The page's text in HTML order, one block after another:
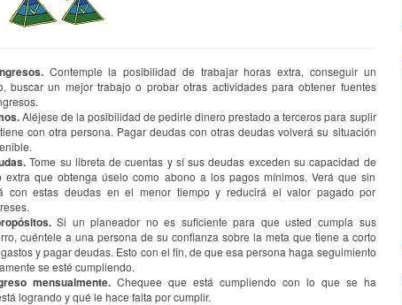
Contemple la posibilidad de trabajar horas extra, conseguir un
buscar un mejor trabajo o probar otras actividades para obtener fuentes
Aléjese de la posibilidad de pedirle dinero prestado a terceros para suplir
con otra persona. Pagar deudas con otras deudas volverá su situación
Tome su libreta de cuentas y sí sus deudas exceden su capacidad de
extra que obtenga úselo como abono a los pagos mínimos. Verá que sin
con estas deudas en el menor tiempo y reducirá el valor pagado por
Si un planeador no es suficiente para que usted cumpla sus
cuéntele a una persona de su confianza sobre la meta que tiene a corto
y pagar deudas. Esto con el fin, de que esa persona haga seguimiento
se esté cumpliendo.
mensualmente.Chequee que está cumpliendo con lo que se ha
logrando y qué le hace falta por cumplir.